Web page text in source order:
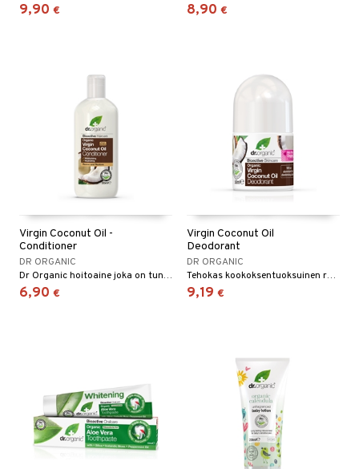
9,90 € 8,90 €
Virgin Coconut Oil -
Conditioner
DR ORGANIC
Dr Organic hoitoaine joka on tunnettu sen hoitavista ominaisuuksista.
6,90 €
Virgin Coconut Oil
Deodorant
DR ORGANIC
Tehokas kookoksentuoksuinen roll-on.
9,19 €